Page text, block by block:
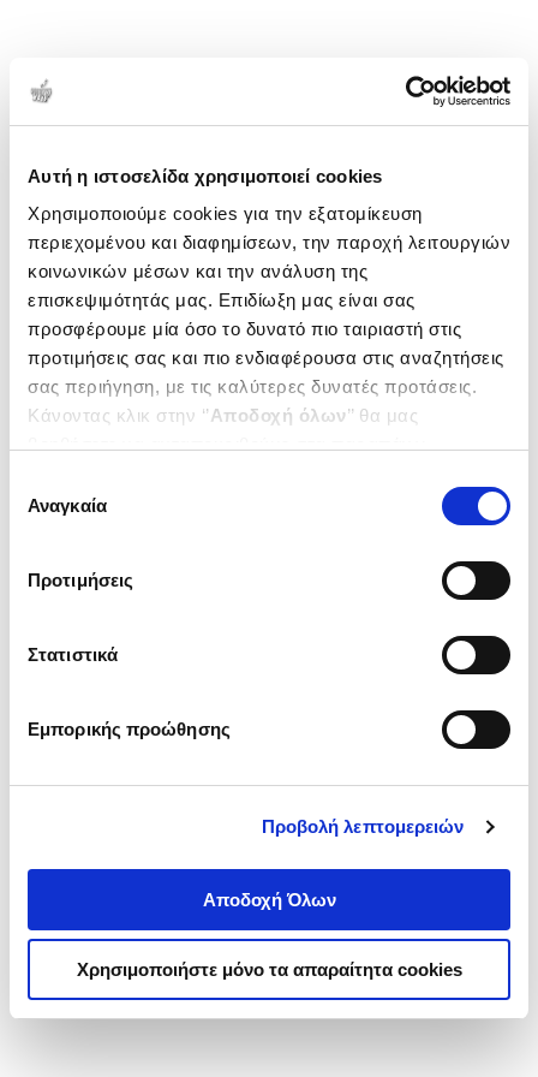
Αυτή η ιστοσελίδα χρησιμοποιεί cookies
Χρησιμοποιούμε cookies για την εξατομίκευση
περιεχομένου και διαφημίσεων, την παροχή λειτουργιών
κοινωνικών μέσων και την ανάλυση της
επισκεψιμότητάς μας. Επιδίωξη μας είναι σας
προσφέρουμε μία όσο το δυνατό πιο ταιριαστή στις
προτιμήσεις σας και πιο ενδιαφέρουσα στις αναζητήσεις
σας περιήγηση, με τις καλύτερες δυνατές προτάσεις.
Κάνοντας κλικ στην ‘’Αποδοχή όλων’’ θα μας
ενδιαφέρουν και να επιλέξετε από τα παρακάτω με την
΄΄και να ενημερωθείτε σχετικά με
συγκατάθεσης
Αναγκαία
Προτιμήσεις
Στατιστικά
Εμπορικής προώθησης
Προβολή λεπτομερειών
Αποδοχή Όλων
Χρησιμοποιήστε μόνο τα απαραίτητα cookies